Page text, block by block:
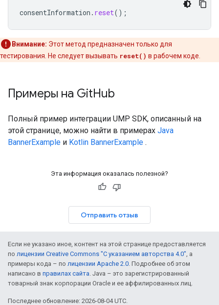
consentInformation . reset();
Внимание: Этот метод предназначен только для
тестирования. Не следует вызывать reset() в рабочем коде.
Примеры на GitHub
Полный пример интеграции UMP SDK, описанный на
этой странице, можно найти в примерах Java
BannerExample и Kotlin BannerExample .
Эта информация оказалась полезной?
Отправить отзыв
Если не указано иное, контент на этой странице предоставляется
по лицензии Creative Commons "С указанием авторства 4.0", а
примеры кода – по лицензии Apache 2.0. Подробнее об этом
написано в правилах сайта. Java – это зарегистрированный
товарный знак корпорации Oracle и ее аффилированных лиц.
Последнее обновление: 2026-08-04 UTC.